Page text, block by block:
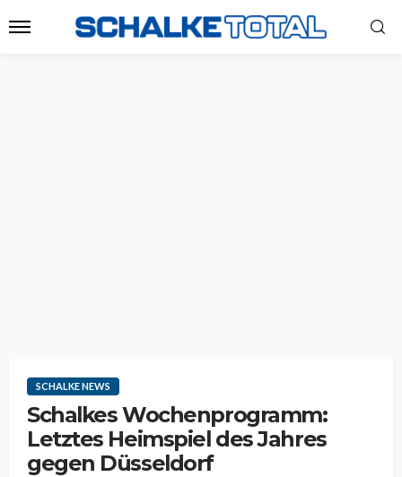
SCHALKE NEWS
Schalkes Wochenprogramm:
Letztes Heimspiel des Jahres
gegen Düsseldorf